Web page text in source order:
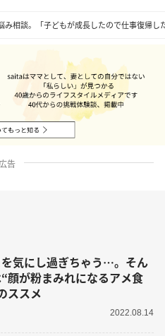
み相談。「子どもが成長したので仕事復帰
広告
気にし過ぎちゃう…。そん
顔が粉まみれになるアメ食
ススメ
2022.08.14